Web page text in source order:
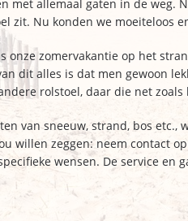
met allemaal gaten in de weg.
zit. Nu konden we moeiteloos
zomervakantie op het
dit alles is dat men gewoon
rolstoel, daar die net
van sneeuw, strand, bos
willen zeggen: neem contact
wensen. De service